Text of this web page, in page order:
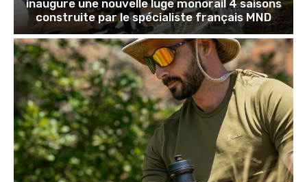
inaugure une nouvelle luge monorail 4 saisons
construite par le spécialiste français MND